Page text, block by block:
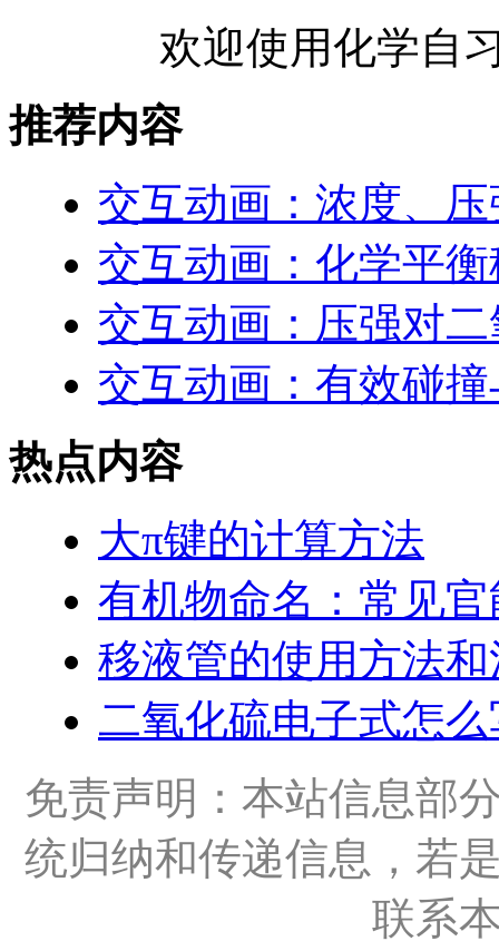
欢迎使用化学自
推荐内容
交互动画：浓度、
交互动画：化学平
交互动画：压强对
交互动画：有效碰
热点内容
大π键的计算方法
有机物命名：常见
移液管的使用方法
二氧化硫电子式怎
免责声明：本站信息部
统归纳和传递信息，若
联系